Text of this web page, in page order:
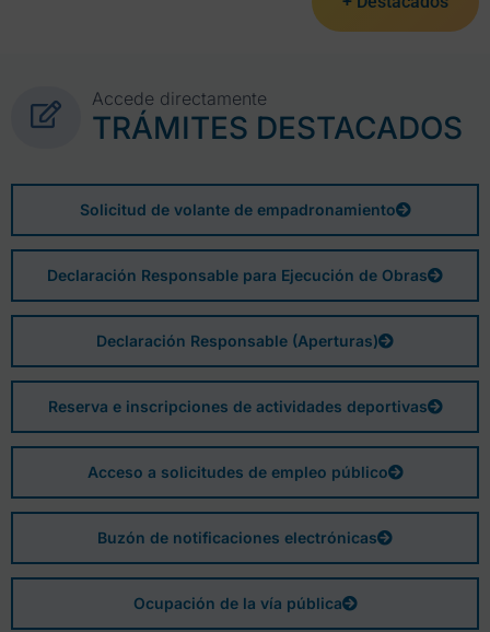
Accede directamente
TRÁMITES DESTACADOS
Solicitud de volante de empadronamiento
Declaración Responsable para Ejecución de Obras
Declaración Responsable (Aperturas)
Reserva e inscripciones de actividades deportivas
Acceso a solicitudes de empleo público
Buzón de notificaciones electrónicas
Ocupación de la vía pública